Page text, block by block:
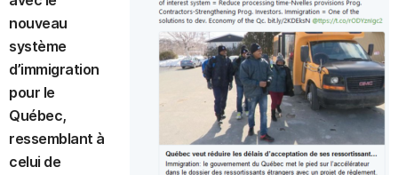
nouveau
système
d’immigration
pour le
Québec,
ressemblant à
celui de